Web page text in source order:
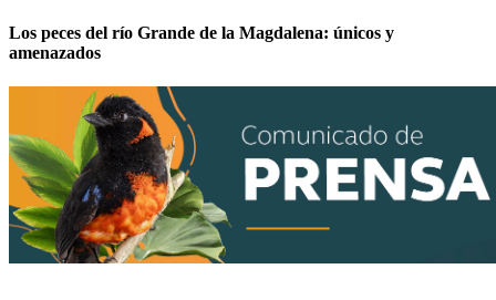
Los peces del río Grande de la Magdalena: únicos y
amenazados